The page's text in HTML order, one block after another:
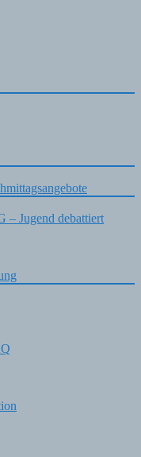
– Jugend debattiert